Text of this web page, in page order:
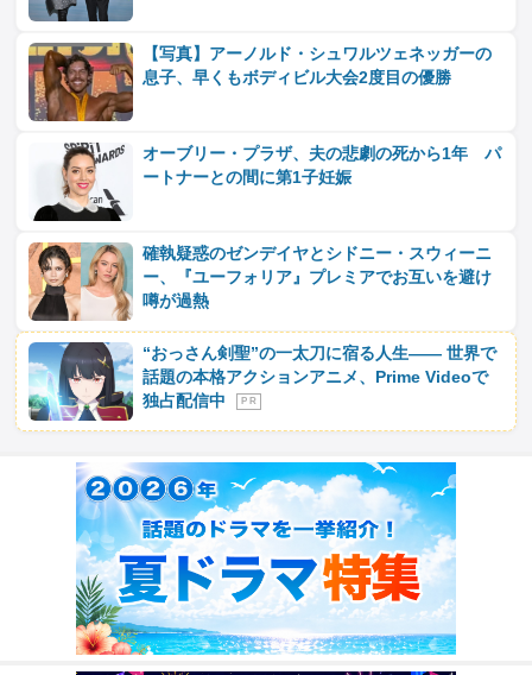
【写真】アーノルド・シュワルツェネッガーの
息子、早くもボディビル大会2度目の優勝
オーブリー・プラザ、夫の悲劇の死から1年 パ
ートナーとの間に第1子妊娠
確執疑惑のゼンデイヤとシドニー・スウィーニ
ー、『ユーフォリア』プレミアでお互いを避け
噂が過熱
“おっさん剣聖”の一太刀に宿る人生―― 世界で
話題の本格アクションアニメ、Prime Videoで
独占配信中
P R